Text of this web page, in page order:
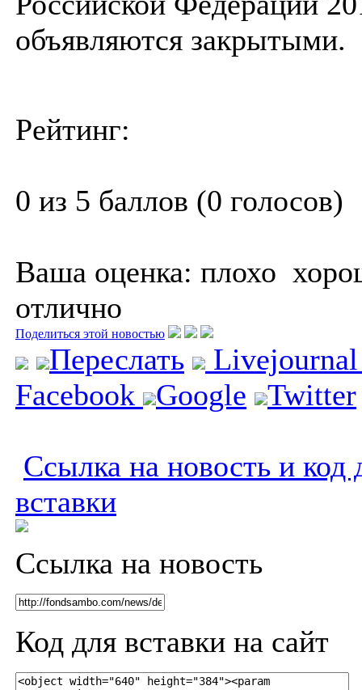
объявляются закрытыми.
Рейтинг:
0 из 5 баллов (0 голосов)
Ваша оценка: плохо
отлично
Поделиться этой новостью
Переслать
Facebook
Google Twitter
Ссылка на новость и код
вставки
Ссылка на новость
Код для вставки на сайт